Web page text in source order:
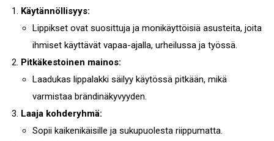
Käytännöllisyys:
Lippikset ovat suosittuja ja monikäyttöisiä asusteita, joita
ihmiset käyttävät vapaa-ajalla, urheilussa ja työssä.
Pitkäkestoinen mainos:
Laadukas lippalakki säilyy käytössä pitkään, mikä
varmistaa brändinäkyvyyden.
Laaja kohderyhmä:
Sopii kaikenikäisille ja sukupuolesta riippumatta.